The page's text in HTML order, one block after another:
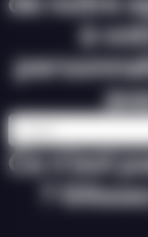
à
Ce n’est
?